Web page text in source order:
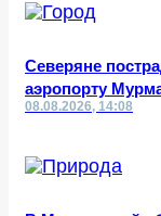
Северяне
аэропорту
08.08.2026, 14:08